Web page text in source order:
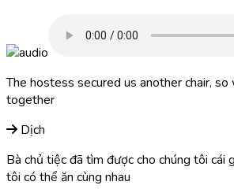
The hostess secured us another chair,
together
Dịch
Bà chủ tiệc đã tìm được cho chúng tôi cái
tôi có thể ăn cùng nhau